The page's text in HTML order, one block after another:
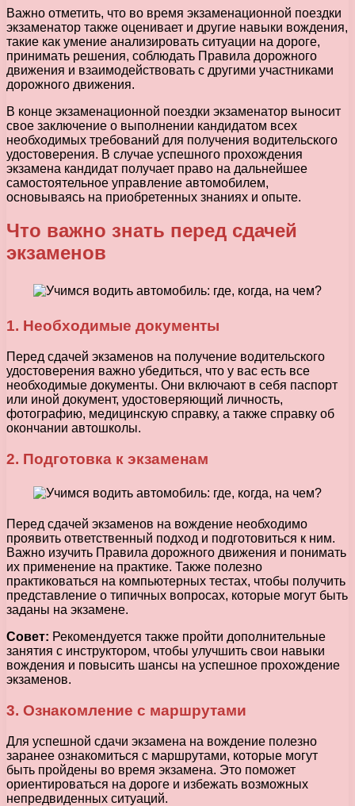
Важно отметить, что во время экзаменационной поездки
экзаменатор также оценивает и другие навыки вождения,
такие как умение анализировать ситуации на дороге,
принимать решения, соблюдать Правила дорожного
движения и взаимодействовать с другими участниками
дорожного движения.
В конце экзаменационной поездки экзаменатор выносит
свое заключение о выполнении кандидатом всех
необходимых требований для получения водительского
удостоверения. В случае успешного прохождения
экзамена кандидат получает право на дальнейшее
самостоятельное управление автомобилем,
основываясь на приобретенных знаниях и опыте.
Что важно знать перед сдачей
экзаменов
1. Необходимые документы
Перед сдачей экзаменов на получение водительского
удостоверения важно убедиться, что у вас есть все
необходимые документы. Они включают в себя паспорт
или иной документ, удостоверяющий личность,
фотографию, медицинскую справку, а также справку об
окончании автошколы.
2. Подготовка к экзаменам
Перед сдачей экзаменов на вождение необходимо
проявить ответственный подход и подготовиться к ним.
Важно изучить Правила дорожного движения и понимать
их применение на практике. Также полезно
практиковаться на компьютерных тестах, чтобы получить
представление о типичных вопросах, которые могут быть
заданы на экзамене.
Совет: Рекомендуется также пройти дополнительные
занятия с инструктором, чтобы улучшить свои навыки
вождения и повысить шансы на успешное прохождение
экзаменов.
3. Ознакомление с маршрутами
Для успешной сдачи экзамена на вождение полезно
заранее ознакомиться с маршрутами, которые могут
быть пройдены во время экзамена. Это поможет
ориентироваться на дороге и избежать возможных
непредвиденных ситуаций.